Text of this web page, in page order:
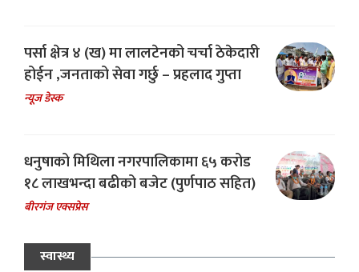
पर्सा क्षेत्र ४ (ख) मा लालटेनको चर्चा ठेकेदारी
होईन ,जनताको सेवा गर्छु – प्रहलाद गुप्ता
न्यूज डेस्क
धनुषाको मिथिला नगरपालिकामा ६५ करोड
१८ लाखभन्दा बढीको बजेट (पुर्णपाठ सहित)
बीरगंज एक्सप्रेस
स्वास्थ्य